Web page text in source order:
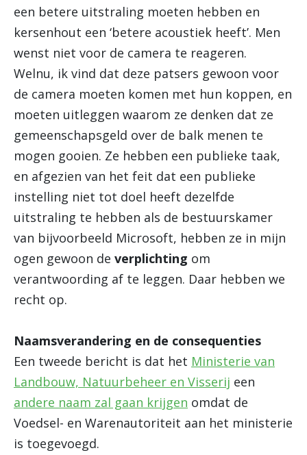
een betere uitstraling moeten hebben en
kersenhout een ‘betere acoustiek heeft’. Men
wenst niet voor de camera te reageren.
Welnu, ik vind dat deze patsers gewoon voor
de camera moeten komen met hun koppen, en
moeten uitleggen waarom ze denken dat ze
gemeenschapsgeld over de balk menen te
mogen gooien. Ze hebben een publieke taak,
en afgezien van het feit dat een publieke
instelling niet tot doel heeft dezelfde
uitstraling te hebben als de bestuurskamer
van bijvoorbeeld Microsoft, hebben ze in mijn
ogen gewoon de verplichting om
verantwoording af te leggen. Daar hebben we
recht op.
Naamsverandering en de consequenties
Een tweede bericht is dat het Ministerie van
Landbouw, Natuurbeheer en Visserij een
andere naam zal gaan krijgen omdat de
Voedsel- en Warenautoriteit aan het ministerie
is toegevoegd.